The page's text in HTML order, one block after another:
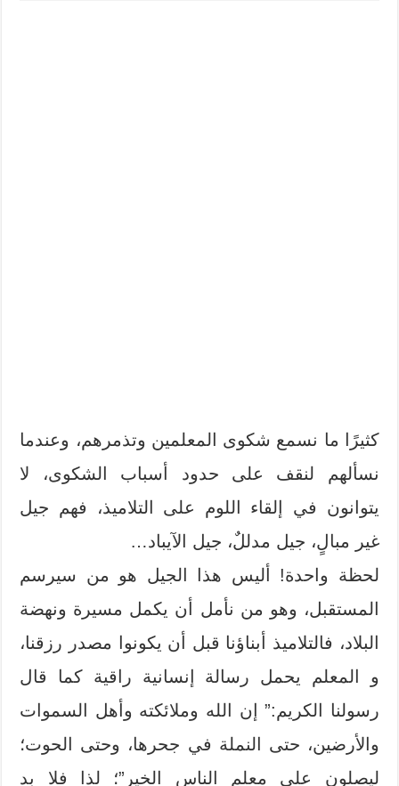
كثيرًا ما نسمع شكوى المعلمين وتذمرهم، وعندما
نسألهم لنقف على حدود أسباب الشكوى، لا
يتوانون في إلقاء اللوم على التلاميذ، فهم جيل
غير مبالٍ، جيل مدللٌ، جيل الآيباد…
لحظة واحدة! أليس هذا الجيل هو من سيرسم
المستقبل، وهو من نأمل أن يكمل مسيرة ونهضة
البلاد، فالتلاميذ أبناؤنا قبل أن يكونوا مصدر رزقنا،
و المعلم يحمل رسالة إنسانية راقية كما قال
رسولنا الكريم:” إن الله وملائكته وأهل السموات
والأرضين، حتى النملة في جحرها، وحتى الحوت؛
ليصلون على معلم الناس الخير”؛ لذا فلا بد